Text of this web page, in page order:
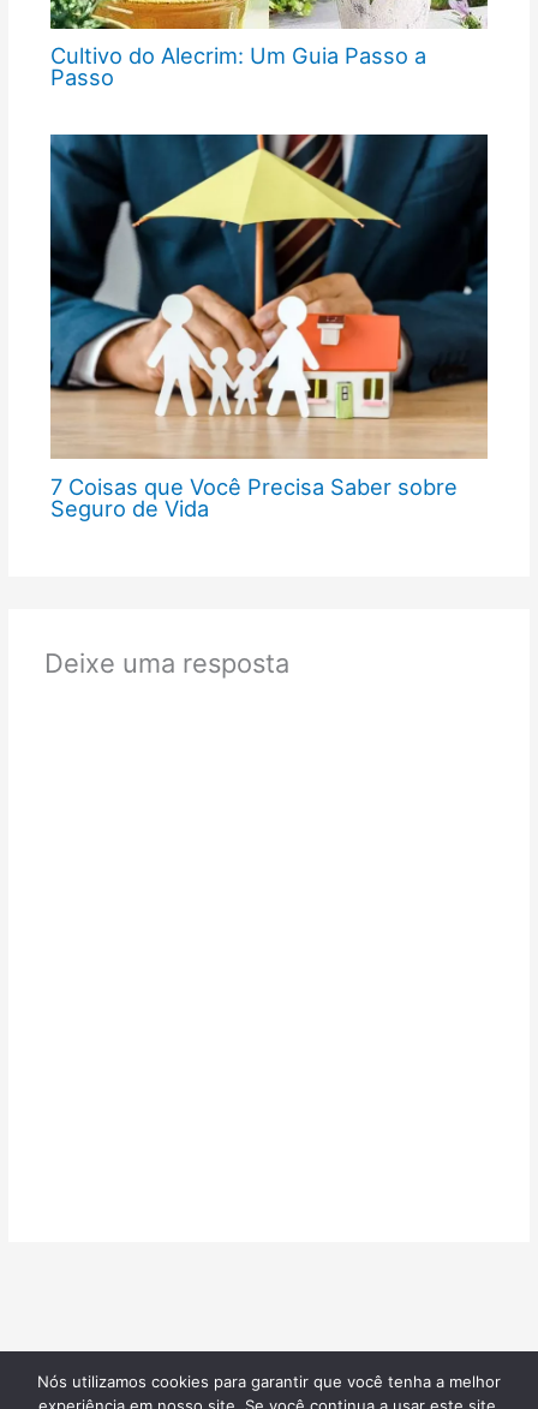
Cultivo do Alecrim: Um Guia Passo a
Passo
7 Coisas que Você Precisa Saber sobre
Seguro de Vida
Deixe uma resposta
Confeitarias de Sucesso | Todos os direitos reservados |
Nós utilizamos cookies para garantir que você tenha a melhor